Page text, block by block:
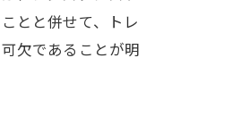
とと併せて、トレ
欠であることが明